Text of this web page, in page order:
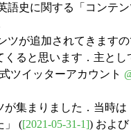
史に関する「コンテ
ツが追加されてきます
ると思います．主と
ツイッターアカウント
が集まりました．当時
」 ([2021-05-31-1]) および